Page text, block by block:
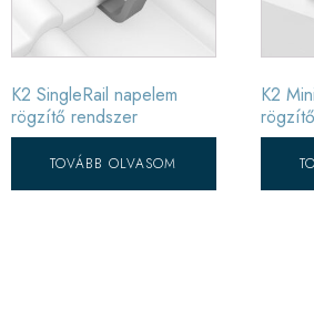
K2 SingleRail napelem
rögzítő rendszer
TOVÁBB OLVASOM
K2